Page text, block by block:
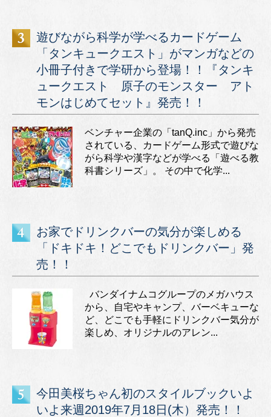
遊びながら科学が学べるカードゲーム
「タンキュークエスト」がマンガなどの
小冊子付きで学研から登場！！『タンキ
ュークエスト 原子のモンスター アト
モンはじめてセット』発売！！
ベンチャー企業の「tanQ.inc」から発売
されている、カードゲーム形式で遊びな
がら科学や漢字などが学べる「遊べる教
科書シリーズ」。 その中で化学...
お家でドリンクバーの気分が楽しめる
「ドキドキ！どこでもドリンクバー」発
売！！
バンダイナムコグループのメガハウス
から、自宅やキャンプ、バーベキューな
ど、どこでも手軽にドリンクバー気分が
楽しめ、オリジナルのアレン...
今田美桜ちゃん初のスタイルブックいよ
いよ来週2019年7月18日(木）発売！！